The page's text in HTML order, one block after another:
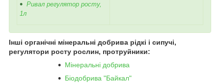
Ривал регулятор росту,
1л
Інші органічні мінеральні добрива рідкі і сипучі,
регулятори росту рослин, протруйники:
Мінеральні добрива
Біодобрива "Байкал"